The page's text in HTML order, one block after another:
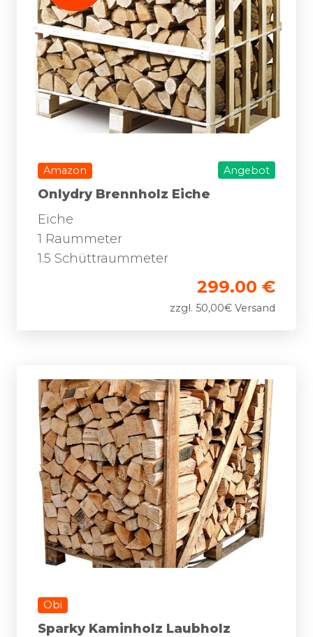
Amazon Angebot
Onlydry Brennholz Eiche
Eiche
1 Raummeter
1.5 Schüttraummeter
299.00 €
zzgl. 50,00€ Versand
Obi
Sparky Kaminholz Laubholz